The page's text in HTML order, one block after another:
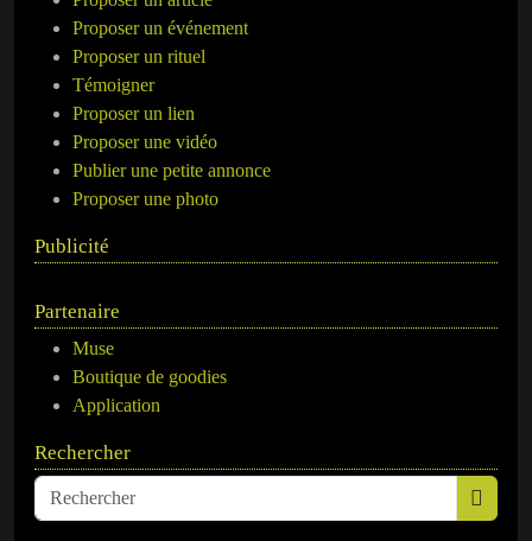
Proposer un événement
Proposer un rituel
Témoigner
Proposer un lien
Proposer une vidéo
Publier une petite annonce
Proposer une photo
Publicité
Partenaire
Muse
Boutique de goodies
Application
Rechercher